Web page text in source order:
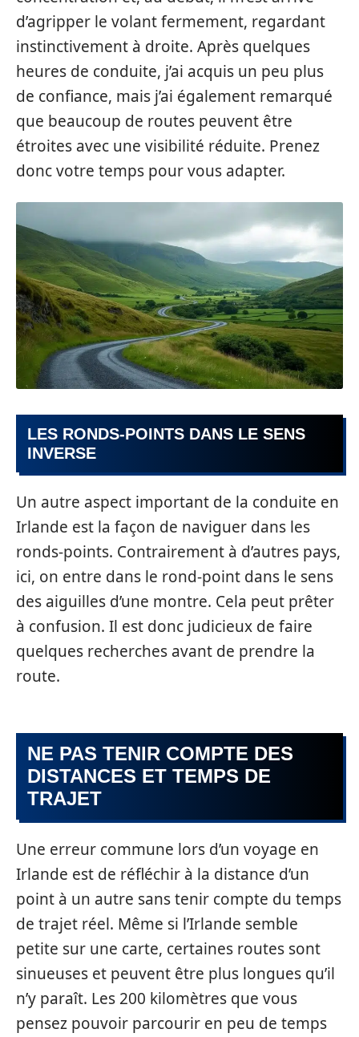
d’agripper le volant fermement, regardant
instinctivement à droite. Après quelques
heures de conduite, j’ai acquis un peu plus
de confiance, mais j’ai également remarqué
que beaucoup de routes peuvent être
étroites avec une visibilité réduite. Prenez
donc votre temps pour vous adapter.
LES RONDS-POINTS DANS LE SENS
INVERSE
Un autre aspect important de la conduite en
Irlande est la façon de naviguer dans les
ronds-points. Contrairement à d’autres pays,
ici, on entre dans le rond-point dans le sens
des aiguilles d’une montre. Cela peut prêter
à confusion. Il est donc judicieux de faire
quelques recherches avant de prendre la
route.
NE PAS TENIR COMPTE DES
DISTANCES ET TEMPS DE
TRAJET
Une erreur commune lors d’un voyage en
Irlande est de réfléchir à la distance d’un
point à un autre sans tenir compte du temps
de trajet réel. Même si l’Irlande semble
petite sur une carte, certaines routes sont
sinueuses et peuvent être plus longues qu’il
n’y paraît. Les 200 kilomètres que vous
pensez pouvoir parcourir en peu de temps